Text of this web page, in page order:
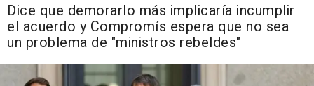
Dice que demorarlo más implicaría incumplir
el acuerdo y Compromís espera que no sea
un problema de "ministros rebeldes"